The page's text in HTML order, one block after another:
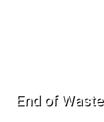
End of Waste